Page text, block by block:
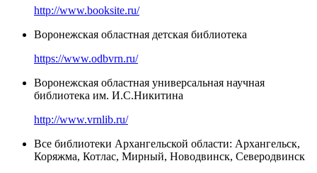
http://www.booksite.ru/
Воронежская областная детская библиотека
https://www.odbvrn.ru/
Воронежская областная универсальная научная
библиотека им. И.С.Никитина
http://www.vrnlib.ru/
Все библиотеки Архангельской области: Архангельск,
Коряжма, Котлас, Мирный, Новодвинск, Северодвинск